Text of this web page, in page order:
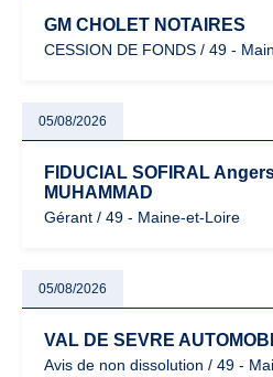
GM CHOLET NOTAIRES
CESSION DE FONDS / 49 -
05/08/2026
FIDUCIAL SOFIRAL
MUHAMMAD
Gérant / 49 - Maine-et-Loire
05/08/2026
VAL DE SEVRE
Avis de non dissolution / 49 -